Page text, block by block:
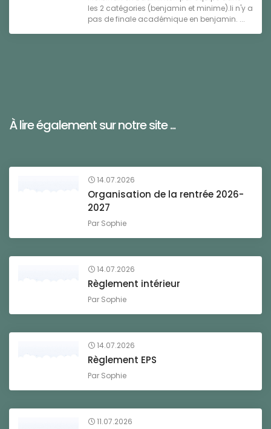
les 2 catégories (benjamin et minime).Ii n'y a
pas de finale académique en benjamin. ...
À lire également sur notre site ...
14.07.2026
Organisation de la rentrée 2026-
2027
Par Sophie
14.07.2026
Règlement intérieur
Par Sophie
14.07.2026
Règlement EPS
Par Sophie
11.07.2026